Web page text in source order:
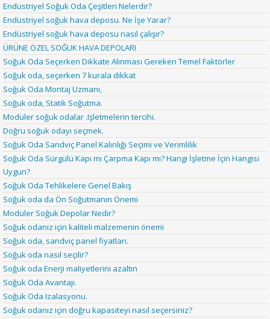
Endüstriyel Soğuk Oda Çeşitleri Nelerdir?
Endüstriyel soğuk hava deposu. Ne İşe Yarar?
Endüstriyel soğuk hava deposu nasıl çalışır?
ÜRÜNE ÖZEL SOĞUK HAVA DEPOLARI
Soğuk Oda Seçerken Dikkate Alınması Gereken Temel Faktörler
Soğuk oda, seçerken 7 kurala dikkat
Soğuk Oda Montaj Uzmanı,
Soğuk oda, Statik Soğutma.
Modüler soğuk odalar .Işletmelerin tercihi.
Doğru soğuk odayı seçmek.
Soğuk Oda Sandviç Panel Kalınlığı Seçimi ve Verimlilik
Soğuk Oda Sürgülü Kapı mı Çarpma Kapı mı? Hangi İşletme İçin Hangisi
Uygun?
Soğuk Oda Tehlikelere Genel Bakış
Soğuk oda da Ön Soğutmanın Önemi
Modüler Soğuk Depolar Nedir?
Soğuk odanız için kaliteli malzemenin önemi
Soğuk oda, sandviç panel fiyatları.
Soğuk oda nasıl seçilir?
Soğuk oda Enerji maliyetlerini azaltın
Soğuk Oda Avantajı.
Soğuk Oda Izalasyonu.
Soğuk odanız için doğru kapasiteyi nasıl seçersiniz?